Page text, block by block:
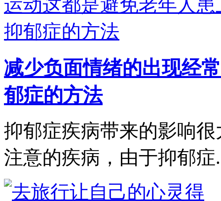
减少负面情绪的出现经
郁症的方法
抑郁症疾病带来的影响
注意的疾病，由于抑郁